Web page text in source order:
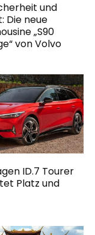
und
Die neue
„S90
von Volvo
ID.7 Tourer
Platz und